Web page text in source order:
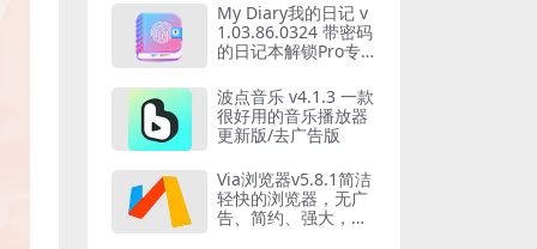
My Diary我的日记 v
1.03.86.0324 带密码
的日记本解锁Pro专
波点音乐 v4.1.3 一款
很好用的音乐播放器
更新版/去广告版
Via浏览器v5.8.1简洁
轻快的浏览器，无广
告、简约、强大，支